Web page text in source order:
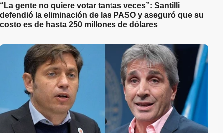
“La gente no quiere votar tantas veces”: Santilli
defendió la eliminación de las PASO y aseguró que su
costo es de hasta 250 millones de dólares